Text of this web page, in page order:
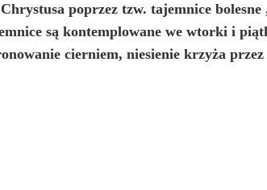
poprzez tzw.tajemnice bolesne
są kontemplowane we wtorki i
cierniem, niesienie krzyża